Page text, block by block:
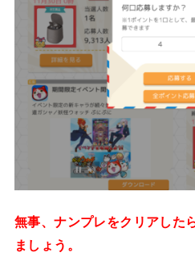
無事、ナンプレをクリアした
ましょう。